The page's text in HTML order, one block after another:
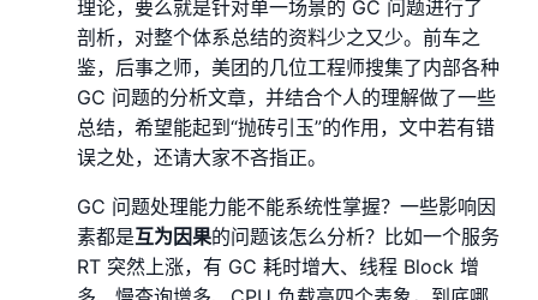
理论，要么就是针对单一场景的 GC 问题进行了
剖析，对整个体系总结的资料少之又少。前车之
鉴，后事之师，美团的几位工程师搜集了内部各种
GC 问题的分析文章，并结合个人的理解做了一些
总结，希望能起到“抛砖引玉”的作用，文中若有错
误之处，还请大家不吝指正。
GC 问题处理能力能不能系统性掌握？一些影响因
素都是互为因果的问题该怎么分析？比如一个服务
RT 突然上涨，有 GC 耗时增大、线程 Block 增